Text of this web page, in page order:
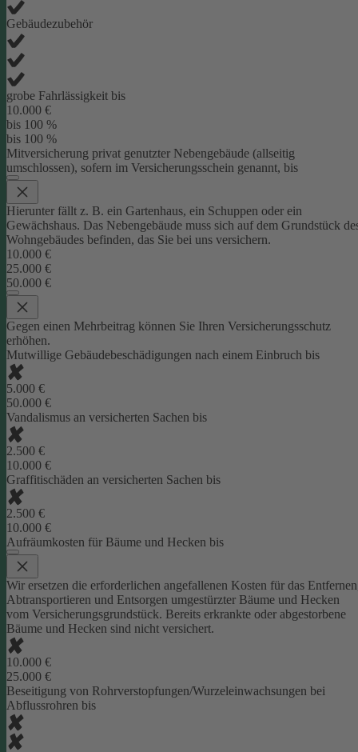
Gebäudezubehör
grobe Fahrlässigkeit bis
10.000 €
bis 100 %
bis 100 %
Mitversicherung privat genutzter Nebengebäude (allseitig
umschlossen), sofern im Versicherungsschein genannt, bis
Hierunter fällt z. B. ein Gartenhaus, ein Schuppen oder ein
Gewächshaus. Das Nebengebäude muss sich auf dem Grundstück
Wohngebäudes befinden, das Sie bei uns versichern.
10.000 €
25.000 €
50.000 €
Gegen einen Mehrbeitrag können Sie Ihren Versicherungsschutz
erhöhen.
Mutwillige Gebäudebeschädigungen nach einem Einbruch bis
5.000 €
50.000 €
Vandalismus an versicherten Sachen bis
2.500 €
10.000 €
Graffitischäden an versicherten Sachen bis
2.500 €
10.000 €
Aufräumkosten für Bäume und Hecken bis
Wir ersetzen die erforderlichen angefallenen Kosten für das
Abtransportieren und Entsorgen umgestürzter Bäume und Hecken
vom Versicherungsgrundstück. Bereits erkrankte oder abgestorbene
Bäume und Hecken sind nicht versichert.
10.000 €
25.000 €
Beseitigung von Rohrverstopfungen/Wurzeleinwachsungen bei
Abflussrohren bis